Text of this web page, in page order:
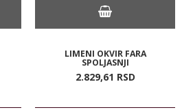
LIMENI OKVIR FARA
SPOLJASNJI
2.829,61 RSD